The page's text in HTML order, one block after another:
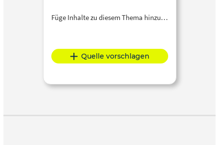
Füge Inhalte zu diesem Thema hinzu…
Quelle vorschlagen